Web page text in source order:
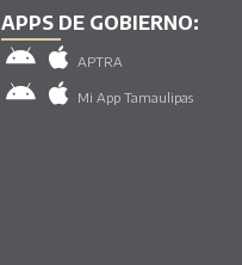
APPS DE GOBIERNO:
APTRA
Mi App Tamaulipas